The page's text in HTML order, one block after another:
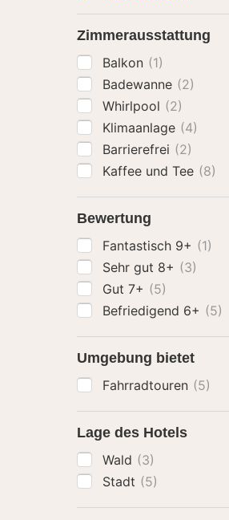
Zimmerausstattung
Balkon (1)
Badewanne (2)
Whirlpool (2)
Klimaanlage (4)
Barrierefrei (2)
Kaffee und Tee (8)
Bewertung
Fantastisch 9+ (1)
Sehr gut 8+ (3)
Gut 7+ (5)
Befriedigend 6+ (5)
Umgebung bietet
Fahrradtouren (5)
Lage des Hotels
Wald (3)
Stadt (5)